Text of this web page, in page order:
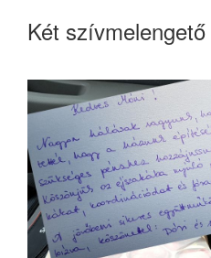
Két